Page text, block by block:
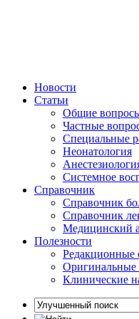
Новости
Статьи
Общие
Частные
Специальные
Неонатология
Системное
Справочник
Справочник
Справочник
Медицинский
Полезности
Редакционные
Оригинальные
Клинические